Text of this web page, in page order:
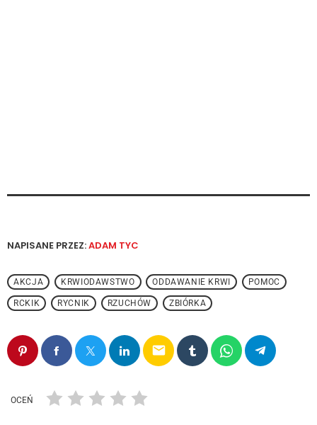
NAPISANE PRZEZ:ADAM TYC
AKCJA KRWIODAWSTWO ODDAWANIE KRWI POMOC
RCKIK RYCNIK RZUCHÓW ZBIÓRKA
email
OCEŃ